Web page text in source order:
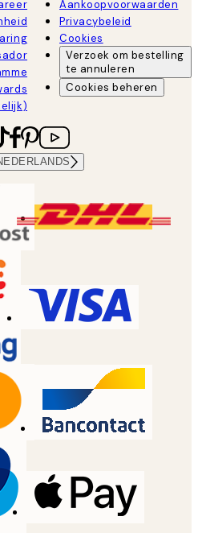
Aankoopvoorwaarden
Privacybeleid
Cookies
Verzoek om bestelling
te annuleren
Cookies beheren